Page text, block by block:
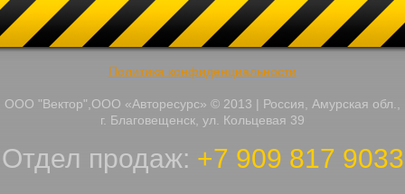
Политика конфиденциальности
ООО "Вектор",ООО «Авторесурс» © 2013 | Россия, Амурская обл.,
г. Благовещенск, ул. Кольцевая 39
Отдел продаж: +7 909 817 9033